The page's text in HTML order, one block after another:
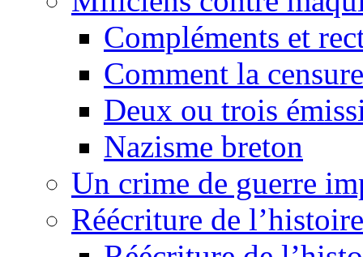
Compléments et
Comment la
Deux ou trois
Nazisme breton
Un crime de guerre
Réécriture de